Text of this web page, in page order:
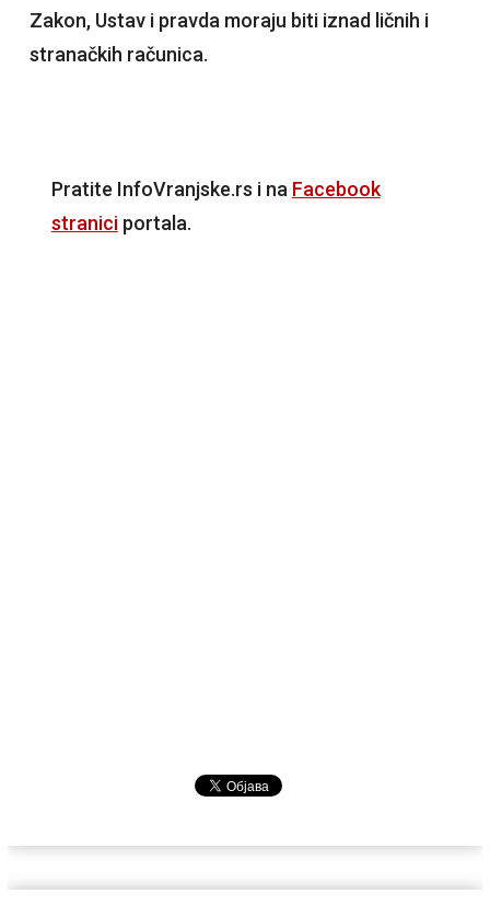
Zakon, Ustav i pravda moraju biti iznad ličnih i
stranačkih računica.
Pratite InfoVranjske.rs i na Facebook
straniciportala.